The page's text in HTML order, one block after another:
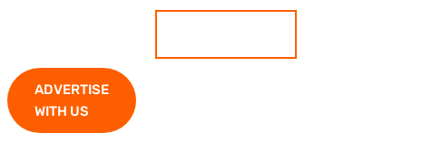
ADVERTISE
WITH US